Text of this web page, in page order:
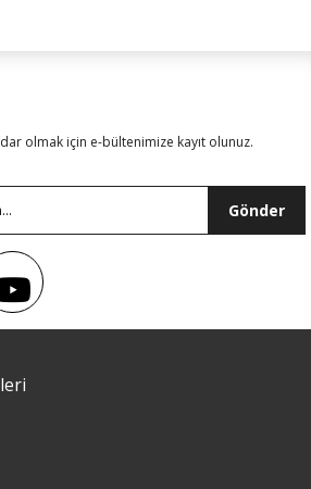
olmak için e-bültenimize kayıt olunuz.
Gönder